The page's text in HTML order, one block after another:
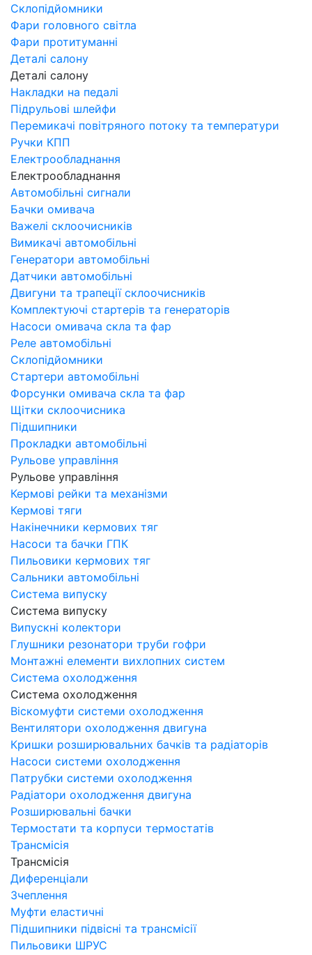
Склопідйомники
Фари головного світла
Фари протитуманні
Деталі салону
Деталі салону
Накладки на педалі
Підрульові шлейфи
Перемикачі повітряного потоку та температури
Ручки КПП
Електрообладнання
Електрообладнання
Автомобільні сигнали
Бачки омивача
Важелі склоочисників
Вимикачі автомобільні
Генератори автомобільні
Датчики автомобільні
Двигуни та трапеції склоочисників
Комплектуючі стартерів та генераторів
Насоси омивача скла та фар
Реле автомобільні
Склопідйомники
Стартери автомобільні
Форсунки омивача скла та фар
Щітки склоочисника
Підшипники
Прокладки автомобільні
Рульове управління
Рульове управління
Кермові рейки та механізми
Кермові тяги
Накінечники кермових тяг
Насоси та бачки ГПК
Пильовики кермових тяг
Сальники автомобільні
Система випуску
Система випуску
Випускні колектори
Глушники резонатори труби гофри
Монтажні елементи вихлопних систем
Система охолодження
Система охолодження
Віскомуфти системи охолодження
Вентилятори охолодження двигуна
Кришки розширювальних бачків та радіаторів
Насоси системи охолодження
Патрубки системи охолодження
Радіатори охолодження двигуна
Розширювальні бачки
Термостати та корпуси термостатів
Трансмісія
Трансмісія
Диференціали
Зчеплення
Муфти еластичні
Підшипники підвісні та трансмісії
Пильовики ШРУС